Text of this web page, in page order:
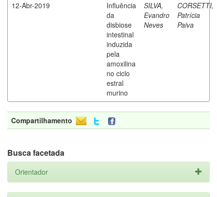
12-Abr-2019
Influência
da
disbiose
intestinal
induzida
pela
amoxilina
no ciclo
estral
murino
SILVA,
Evandro
Neves
CORSETTI,
Patrícia
Paiva
Compartilhamento
Busca facetada
Orientador